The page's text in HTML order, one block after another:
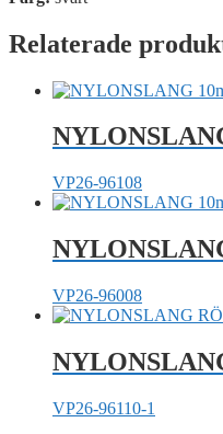
Relaterade
VP26-96108
VP26-96008
VP26-96110-1